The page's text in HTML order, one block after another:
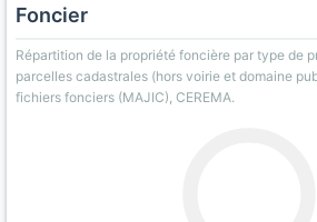
Foncier
Répartition de la propriété foncière par type de
parcelles cadastrales (hors voirie et domaine
fichiers fonciers (MAJIC), CEREMA.